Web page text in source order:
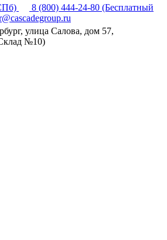
8 (800) 444-24-80 (Бесплатный
улица Салова, дом 57,
№10)